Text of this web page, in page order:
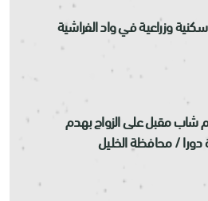
وزراعية في واد الفراشية
شاب مقبل على الزواج بهدم
دورا / محافظة الخليل